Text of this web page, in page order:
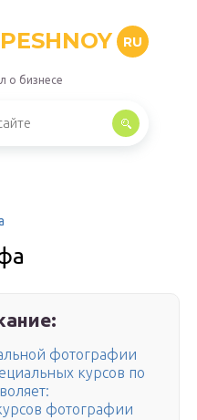
RU
о бизнесе
фотографии
курсов по
фотографии